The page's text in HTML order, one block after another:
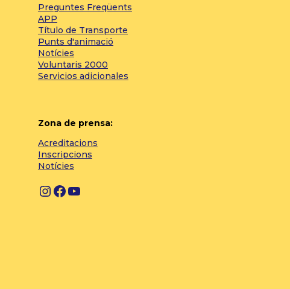
Preguntes Freqüents
APP
Título de Transporte
Punts d'animació
Notícies
Voluntaris 2000
Servicios adicionales
Zona de prensa:
Acreditacions
Inscripcions
Notícies
InstagramFacebook YouTube